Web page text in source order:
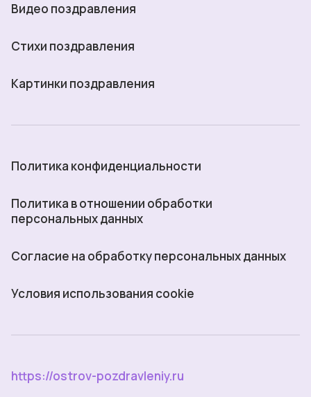
Видео поздравления
Стихи поздравления
Картинки поздравления
Политика конфиденциальности
Политика в отношении обработки
персональных данных
Согласие на обработку персональных данных
Условия использования cookie
https://ostrov-pozdravleniy.ru